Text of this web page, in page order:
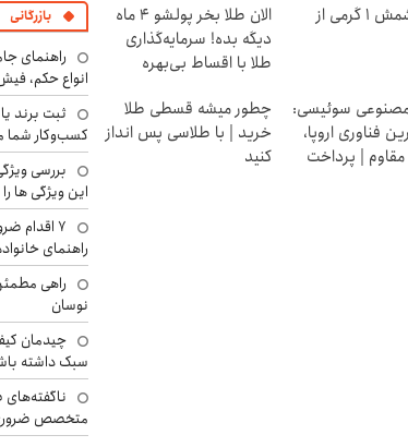
خرید شمش 1 گرمی از
الان طلا بخر پولشو 4 ماه
دیگه بده! سرمایه‌گذاری
طلا با اقساط بی‌بهره
سوئیسی:
فناوری اروپا،
| پرداخت
چطور میشه قسطی طلا
خرید | با طلاسی پس انداز
کنید
بازرگانی
راهنمای
انواع حکم،
ثبت برند
کسب‌وکار شما
بررسی
این ویژگی ها
۷ اقدام
راهنمای
راهی
نوسان
چیدمان
سبک داشته
ناگفته‌های
متخصص